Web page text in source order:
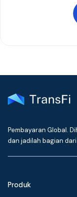
Pembayaran Global.
dan jadilah bagian
Produk